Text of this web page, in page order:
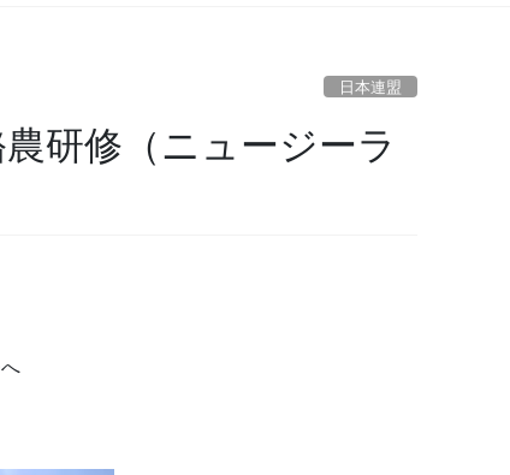
日本連盟
研修（ニュージーラ